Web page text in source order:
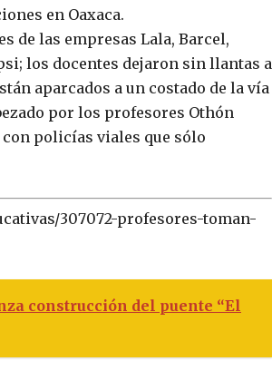
en Oaxaca.
de las empresas Lala, Barcel,
los docentes dejaron sin llantas a
aparcados a un costado de la vía
por los profesores Othón
policías viales que sólo
307072-profesores-toman-
construcción del puente “El